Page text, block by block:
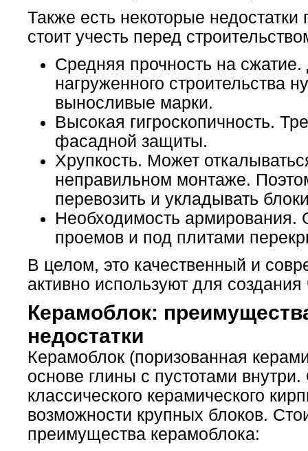
Также есть некоторые недостатки
стоит учесть перед
Средняя прочность на
нагруженного строительства
выносливые марки.
Высокая гигроскопичность.
фасадной защиты.
Хрупкость. Может
неправильном монтаже.
перевозить и укладывать
Необходимость армирования.
проемов и под плитами
В целом, это качественный и
активно используют для
Керамоблок:
недостатки
Керамоблок (поризованная
основе глины с пустотами
классического керамического
возможности крупных блоков.
преимущества керамоблока: